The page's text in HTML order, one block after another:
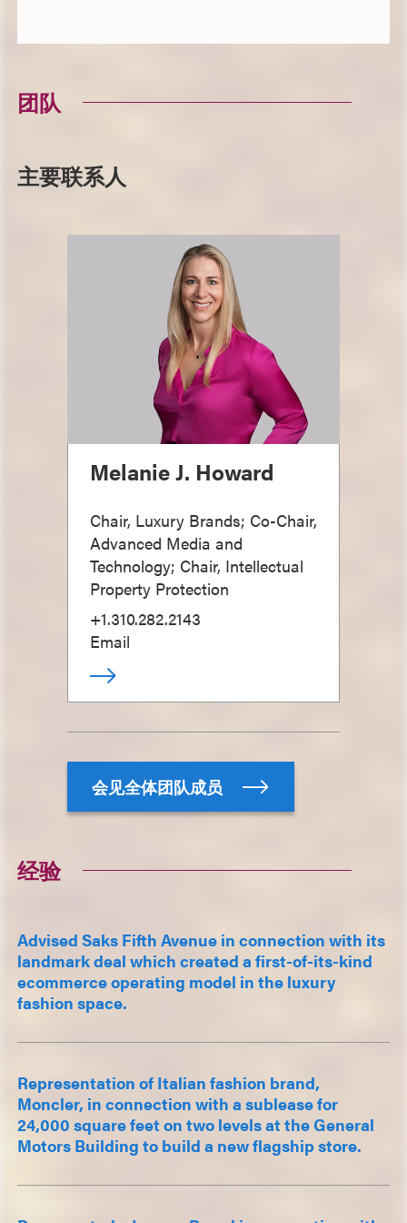
团队
主要联系人
Melanie J. Howard
Chair, Luxury Brands; Co-Chair,
Advanced Media and
Technology; Chair, Intellectual
Property Protection
+1.310.282.2143
Email
会见全体团队成员
经验
Advised Saks Fifth Avenue in connection with its
landmark deal which created a first-of-its-kind
ecommerce operating model in the luxury
fashion space.
Representation of Italian fashion brand,
Moncler, in connection with a sublease for
24,000 square feet on two levels at the General
Motors Building to build a new flagship store.